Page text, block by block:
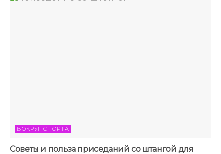
ВОКРУГ СПОРТА
Советы и польза приседаний со штангой для